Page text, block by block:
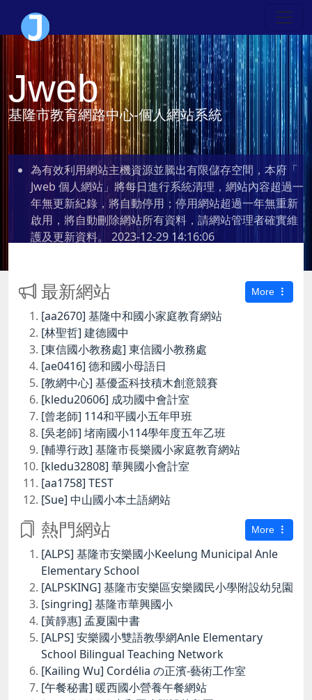
Jweb
基隆市教育網路中心-個人網站系統
為有效利用網站主機資源並騰出有限儲存空間，本府「
Jweb 個人網站」將每日進行系統清理，網站內容超過一
年無更新紀錄，將自動停用；停用網站超過一年無重新
啟用，將自動刪除網站所有資料，請網站管理者確實維
護及更新資料。 2023-12-29 14:16:06
最新網站 More
[aa2670] 基隆中和國小家庭教育網站
[林聖哲] 建德國中
[東信國小教務處] 東信國小教務處
[ae0416] 德和國小母語日
[教網中心] 基優盃科技積木創意競賽
[kledu20606] 成功國中會計室
[曾老師] 114和平國小五年甲班
[吳老師] 堵南國小114學年度五年乙班
[輔導行政] 基隆市長樂國小家庭教育網站
[kledu32808] 華興國小會計室
[aa1758] TEST
[Sue] 中山國小本土語網站
熱門網站 More
[ALPS] 基隆市安樂國小Keelung Municipal Anle
Elementary School
[ALPSKING] 基隆市安樂區安樂國民小學附設幼兒園
[singring] 基隆市華興國小
[黃靜惠] 孟夏園中書
[ALPS] 安樂國小雙語教學網Anle Elementary
School Bilingual Teaching Network
[Kailing Wu] Cordélia の正濱-藝術工作室
[午餐秘書] 暖西國小營養午餐網站